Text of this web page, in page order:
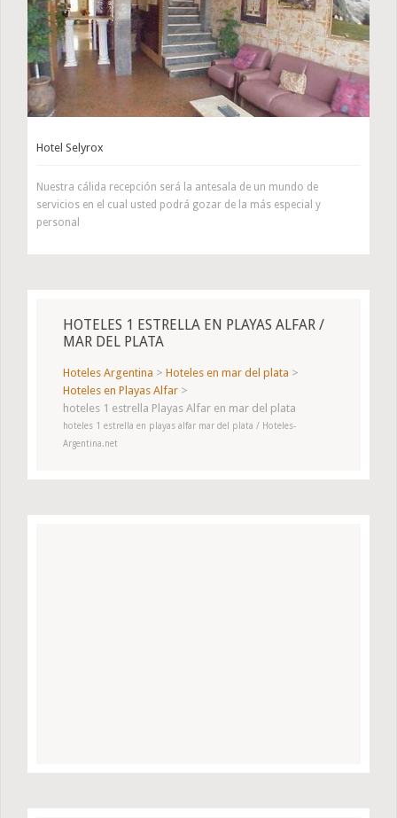
Hotel Selyrox
Nuestra cálida recepción será la antesala de un mundo de
servicios en el cual usted podrá gozar de la más especial y
personal
HOTELES 1 ESTRELLA EN PLAYAS ALFAR /
MAR DEL PLATA
Hoteles Argentina > Hoteles en mar del plata >
Hoteles en Playas Alfar >
hoteles 1 estrella Playas Alfar en mar del plata
hoteles 1 estrella en playas alfar mar del plata / Hoteles-
Argentina.net